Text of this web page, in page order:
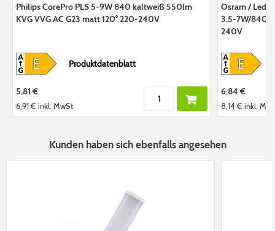
Philips CorePro PLS 5-9W 840 kaltweiß 550lm
KVG VVG AC G23 matt 120° 220-240V
Produktdatenblatt
5,81 €
6,91 € inkl. MwSt
Osram /
3,5-7W/840
240V
6,84 €
8,14 €inkl.
Kunden haben sich ebenfalls angesehen